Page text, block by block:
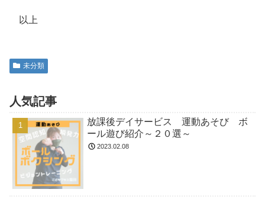
以上
未分類
人気記事
放課後デイサービス 運動あそび ボ
ール遊び紹介～２０選～
2023.02.08